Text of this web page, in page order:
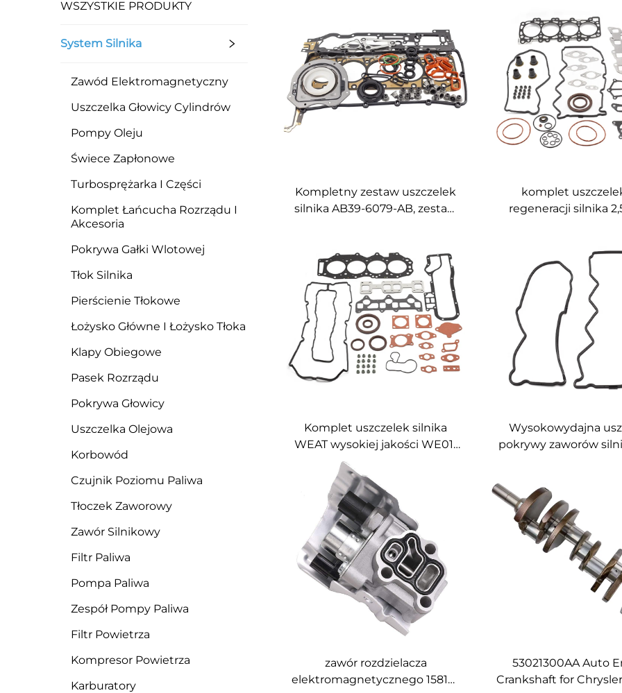
WSZYSTKIE PRODUKTY
System Silnika
Zawód Elektromagnetyczny
Uszczelka Głowicy Cylindrów
Pompy Oleju
Świece Zapłonowe
Turbosprężarka I Części
Komplet Łańcucha Rozrządu I
Akcesoria
Pokrywa Gałki Wlotowej
Tłok Silnika
Pierścienie Tłokowe
Łożysko Główne I Łożysko Tłoka
Klapy Obiegowe
Pasek Rozrządu
Pokrywa Głowicy
Uszczelka Olejowa
Korbowód
Czujnik Poziomu Paliwa
Tłoczek Zaworowy
Zawór Silnikowy
Filtr Paliwa
Pompa Paliwa
Zespół Pompy Paliwa
Filtr Powietrza
Kompresor Powietrza
Karburatory
Kompletny zestaw uszczelek
silnika AB39-6079-AB, zestaw
3.2L
komplet
regeneracji silnika
2008–2016
Komplet uszczelek silnika
WEAT wysokiej jakości WE01-
10-271, zestaw uszczelek
naprawczych do Forda
RANGERA 3.0l / Mazdy BT-50
3.0L
Wysokowydajna
pokrywy zaworów
NV200 ALTIMA
zawór rozdzielacza
elektromagnetycznego 15810-
53021300AA Auto
Crankshaft for